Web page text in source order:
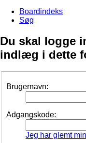
Boardindeks
Søg
Du skal logge
indlæg i dette
Brugernavn:
Adgangskode:
Jeg har glemt